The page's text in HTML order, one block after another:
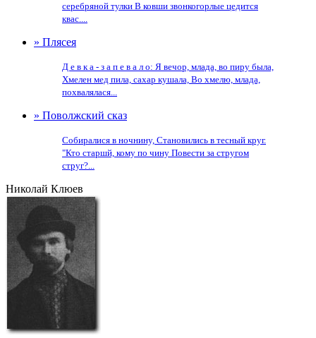
серебряной тулки В ковши звонкогорлые цедится
квас....
» Плясея
Д е в к а - з а п е в а л о: Я вечор, млада, во пиру была,
Хмелен мед пила, сахар кушала, Во хмелю, млада,
похвалялася...
» Поволжский сказ
Собиралися в ночнину, Становились в тесный круг.
"Кто старшй, кому по чину Повести за стругом
струг?...
Николай Клюев